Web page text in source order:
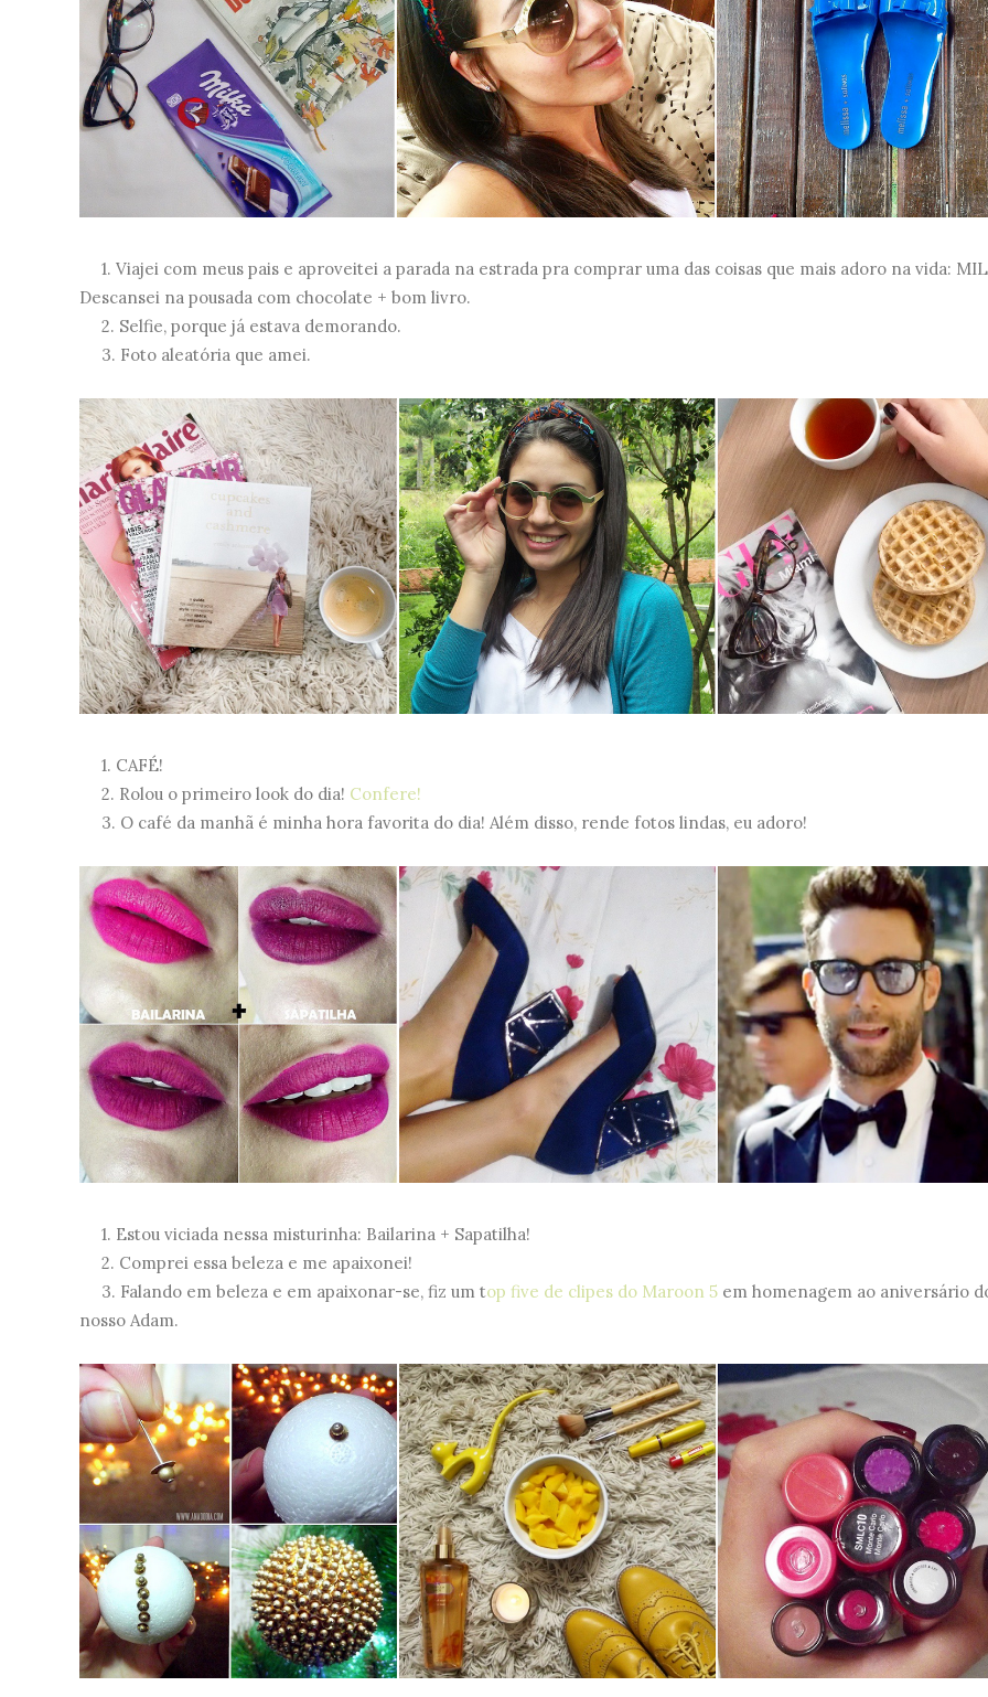
1. Viajei com meus pais e aproveitei a parada na estrada pra comprar uma das coisas que mais adoro na vida:
Descansei na pousada com chocolate + bom livro.
2. Selfie, porque já estava demorando.
3. Foto aleatória que amei.
1. CAFÉ!
2. Rolou o primeiro look do dia! Confere!
3. O café da manhã é minha hora favorita do dia! Além disso, rende fotos lindas, eu adoro!
1. Estou viciada nessa misturinha: Bailarina + Sapatilha!
2. Comprei essa beleza e me apaixonei!
3. Falando em beleza e em apaixonar-se, fiz um top five de clipes do Maroon 5 em homenagem ao aniversário
nosso Adam.